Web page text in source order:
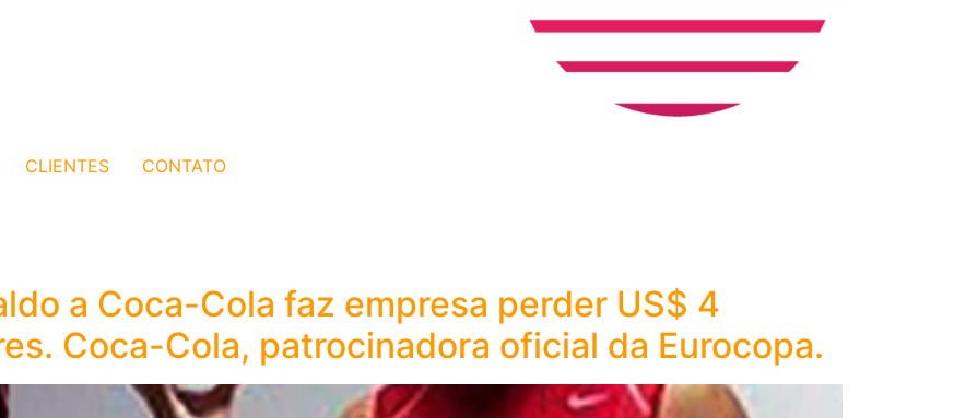
CLIENTES CONTATO
a Coca-Cola faz empresa perder US$ 4
Coca-Cola, patrocinadora oficial da Eurocopa.